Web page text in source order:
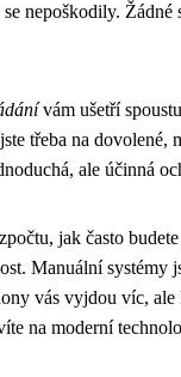
nepoškodily. Žádné
vám ušetří
třeba na dovolené,
ale účinná
jak často
Manuální systémy
vás vyjdou víc,
na moderní